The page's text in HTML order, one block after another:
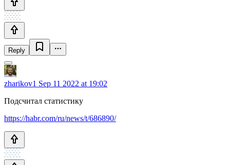
Reply
zharikov1 Sep 11 2022 at 19:02
Подсчитал статистику
https://habr.com/ru/news/t/686890/